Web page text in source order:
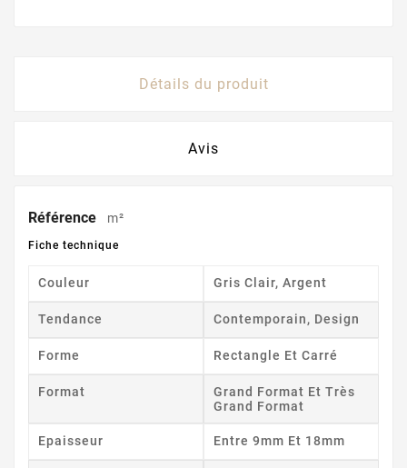
Détails du produit
Avis
Référence m²
Fiche technique
Couleur Gris Clair, Argent
Tendance Contemporain, Design
Forme Rectangle Et Carré
Format
Grand Format Et Très
Grand Format
Epaisseur Entre 9mm Et 18mm